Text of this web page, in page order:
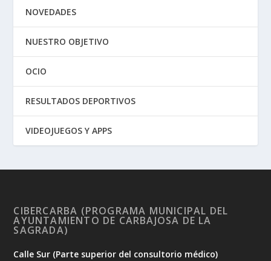
NOVEDADES
NUESTRO OBJETIVO
OCIO
RESULTADOS DEPORTIVOS
VIDEOJUEGOS Y APPS
CIBERCARBA (PROGRAMA MUNICIPAL DEL
AYUNTAMIENTO DE CARBAJOSA DE LA
SAGRADA)
Calle Sur (Parte superior del consultorio médico)